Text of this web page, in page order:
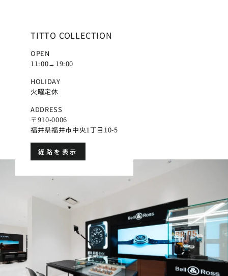
TITTO COLLECTION
OPEN
11:00→19:00
HOLIDAY
火曜定休
ADDRESS
〒910-0006
福井県福井市中央1丁目10-5
経路を表示